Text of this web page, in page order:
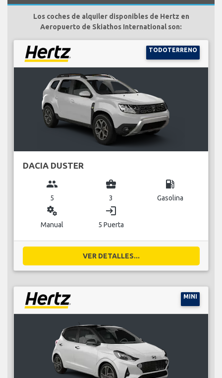
Los coches de alquiler disponibles de Hertz en
Aeropuerto de Skiathos International son:
TODOTERRENO
DACIA DUSTER
group
5
business_center
3
local_gas_station
Gasolina
miscellaneous_services
Manual
login
5 Puerta
VER DETALLES...
MINI